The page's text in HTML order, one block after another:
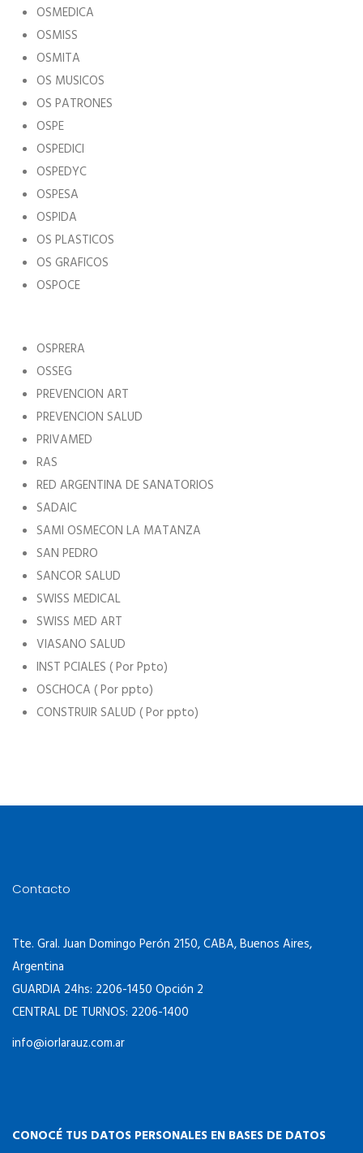
OSMEDICA
OSMISS
OSMITA
OS MUSICOS
OS PATRONES
OSPE
OSPEDICI
OSPEDYC
OSPESA
OSPIDA
OS PLASTICOS
OS GRAFICOS
OSPOCE
OSPRERA
OSSEG
PREVENCION ART
PREVENCION SALUD
PRIVAMED
RAS
RED ARGENTINA DE SANATORIOS
SADAIC
SAMI OSMECON LA MATANZA
SAN PEDRO
SANCOR SALUD
SWISS MEDICAL
SWISS MED ART
VIASANO SALUD
INST PCIALES ( Por Ppto)
OSCHOCA ( Por ppto)
CONSTRUIR SALUD ( Por ppto)
Contacto
Tte. Gral. Juan Domingo Perón 2150, CABA, Buenos Aires,
Argentina
GUARDIA 24hs: 2206-1450 Opción 2
CENTRAL DE TURNOS: 2206-1400
info@iorlarauz.com.ar
CONOCÉ TUS DATOS PERSONALES EN BASES DE DATOS